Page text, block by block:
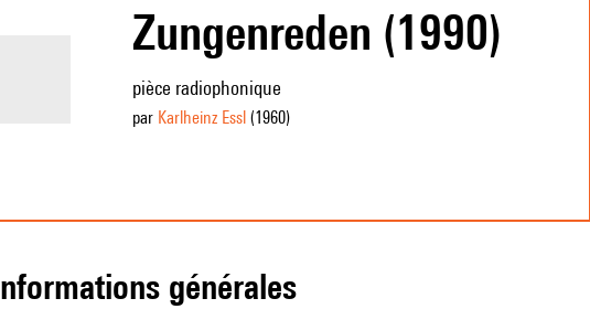
Zungenreden (1990)
pièce radiophonique
par Karlheinz Essl(1960)
informations générales